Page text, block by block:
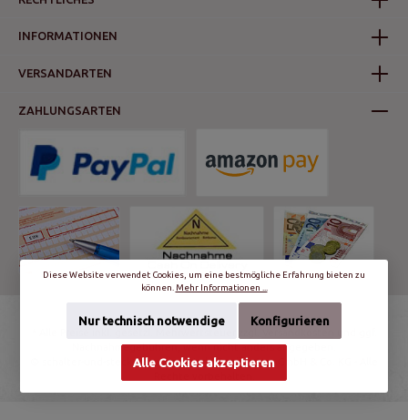
INFORMATIONEN
VERSANDARTEN
ZAHLUNGSARTEN
Nachnahmegebühren, wenn nicht anders angegeben.
© schalter-und-steckdosen.de | World Trading Net GmbH & Co. KG - Alle
Diese Website verwendet Cookies, um eine bestmögliche Erfahrung bieten zu
können. Mehr Informationen ...
Nur technisch notwendige Konfigurieren
Alle Cookies akzeptieren